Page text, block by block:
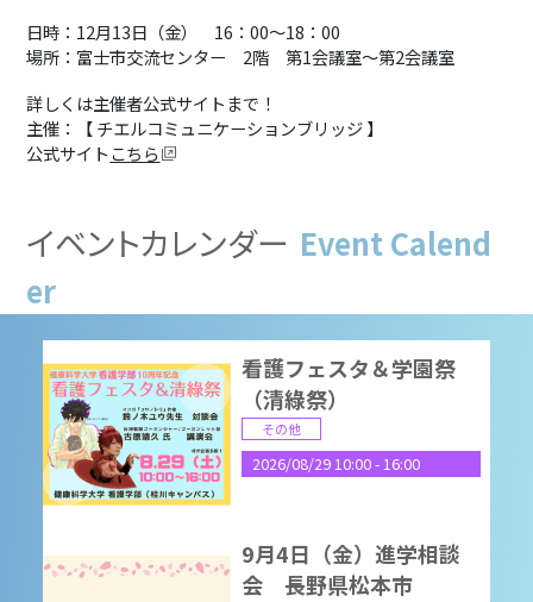
日時：12月13日（金） 16：00～18：00
場所：富士市交流センター 2階 第1会議室～第2会議室
詳しくは主催者公式サイトまで！
主催：【 チエルコミュニケーションブリッジ 】
公式サイトこちら
イベントカレンダー Event Calend
er
会 山梨県南アルプス市
進学相談会
オープンキャンパス
2026/08/29 10:00-16:00
看護フェスタ＆学園祭
（清綠祭）
その他
9月4日（金）進学相談
会 長野県松本市